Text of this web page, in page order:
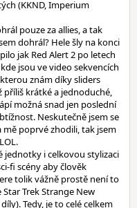
(KKND, Imperium
pouze za allies, a tak
dohrál? Hele šly na konci
jak Red Alert 2 po letech
jsou ve video sekvencích
znám díky sliders
příliš krátké a jednoduché,
možná snad jen poslední
Neskutečně jsem se
poprvé zhodili, tak jsem
jednotky i celkovou stylizaci
fi scény aby člověk
tolik vážně prostě není to
Trek Strange New
Tedy, je to celé celkem